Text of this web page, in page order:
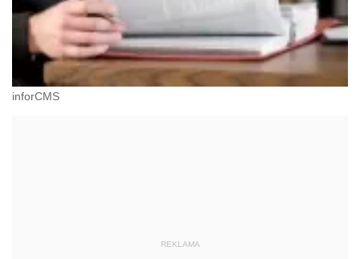
inforCMS